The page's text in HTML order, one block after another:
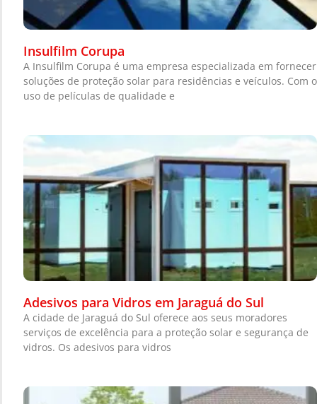
Insulfilm Corupa
A Insulfilm Corupa é uma empresa especializada em fornecer
soluções de proteção solar para residências e veículos. Com o
uso de películas de qualidade e
Adesivos para Vidros em Jaraguá do Sul
A cidade de Jaraguá do Sul oferece aos seus moradores
serviços de excelência para a proteção solar e segurança de
vidros. Os adesivos para vidros